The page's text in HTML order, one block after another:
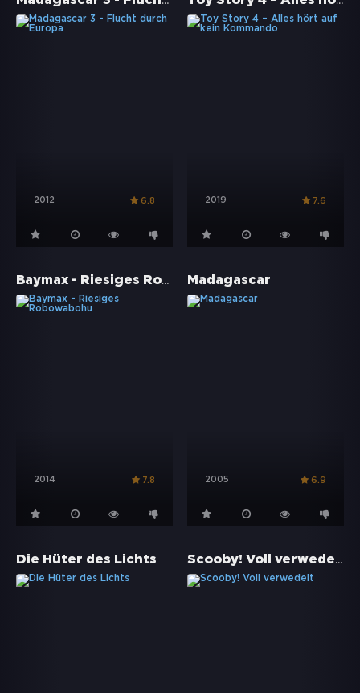
2012 6.8 2019 7.6
Baymax - Riesiges Robowabohu
2014 7.8
Madagascar
2005 6.9
Die Hüter des Lichts Scooby! Voll verwedelt